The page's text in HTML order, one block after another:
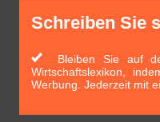
Schreiben Sie
Bleiben Sie auf
Wirtschaftslexikon,
Werbung. Jederzeit mit